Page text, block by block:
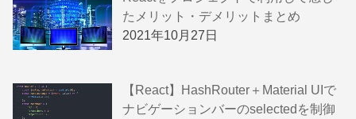
たメリット・デメリットまとめ
2021年10月27日
【React】HashRouter＋Material UIで
ナビゲーションバーのselectedを制御